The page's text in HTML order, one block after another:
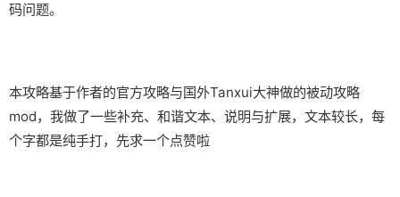
码问题。
本攻略基于作者的官方攻略与国外Tanxui大神做的被动攻略
mod，我做了一些补充、和谐文本、说明与扩展，文本较长，每
个字都是纯手打，先求一个点赞啦